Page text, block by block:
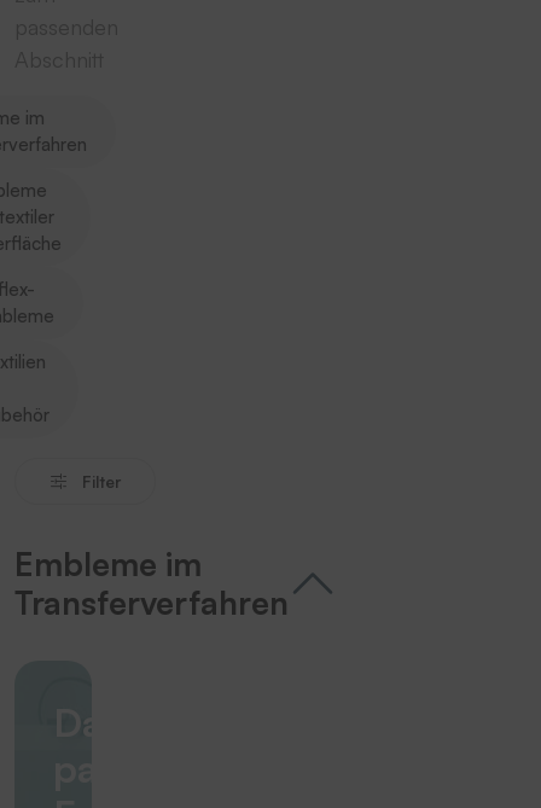
im
Filter
Embleme im
Transferverfahren
Das